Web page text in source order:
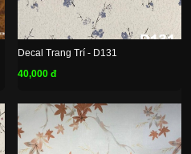
Decal Trang Trí - D131
40,000 đ